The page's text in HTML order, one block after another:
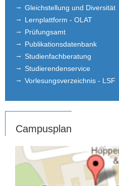
Gleichstellung und Diversität
Lernplattform - OLAT
Prüfungsamt
Publikationsdatenbank
Studienfachberatung
Studierendenservice
Vorlesungsverzeichnis - LSF
Campusplan